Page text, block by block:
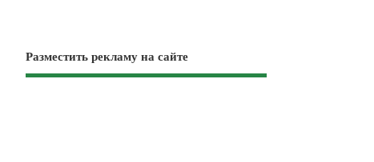
Разместить рекламу на сайте